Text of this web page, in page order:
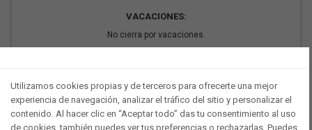
VACACIONES:
No cierra por vacaciones.
Utilizamos cookies propias y de terceros para ofrecerte una mejor
experiencia de navegación, analizar el tráfico del sitio y personalizar el
contenido. Al hacer clic en “Aceptar todo” das tu consentimiento al uso
de cookies, también puedes ver tus preferencias o rechazarlas. Puedes